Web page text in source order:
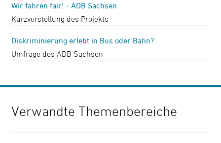
Wir fahren fair! - ADB Sachsen
Kurzvorstellung des Projekts
Diskriminierung erlebt in Bus oder Bahn?
Umfrage des ADB Sachsen
Verwandte Themenbereiche